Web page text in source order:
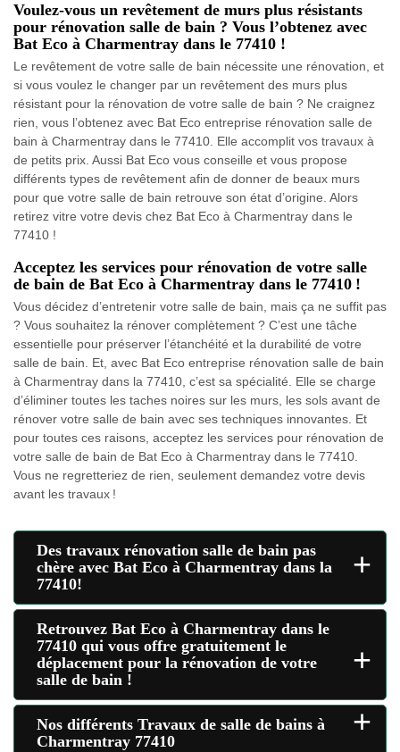
Voulez-vous un revêtement de murs plus résistants
pour rénovation salle de bain ? Vous l’obtenez avec
Bat Eco à Charmentray dans le 77410 !
Le revêtement de votre salle de bain nécessite une rénovation, et
si vous voulez le changer par un revêtement des murs plus
résistant pour la rénovation de votre salle de bain ? Ne craignez
rien, vous l’obtenez avec Bat Eco entreprise rénovation salle de
bain à Charmentray dans le 77410. Elle accomplit vos travaux à
de petits prix. Aussi Bat Eco vous conseille et vous propose
différents types de revêtement afin de donner de beaux murs
pour que votre salle de bain retrouve son état d’origine. Alors
retirez vitre votre devis chez Bat Eco à Charmentray dans le
77410 !
Acceptez les services pour rénovation de votre salle
de bain de Bat Eco à Charmentray dans le 77410 !
Vous décidez d’entretenir votre salle de bain, mais ça ne suffit pas
? Vous souhaitez la rénover complètement ? C’est une tâche
essentielle pour préserver l’étanchéité et la durabilité de votre
salle de bain. Et, avec Bat Eco entreprise rénovation salle de bain
à Charmentray dans la 77410, c’est sa spécialité. Elle se charge
d’éliminer toutes les taches noires sur les murs, les sols avant de
rénover votre salle de bain avec ses techniques innovantes. Et
pour toutes ces raisons, acceptez les services pour rénovation de
votre salle de bain de Bat Eco à Charmentray dans le 77410.
Vous ne regretteriez de rien, seulement demandez votre devis
avant les travaux !
Des travaux rénovation salle de bain pas
chère avec Bat Eco à Charmentray dans la
77410!
+
Retrouvez Bat Eco à Charmentray dans le
77410 qui vous offre gratuitement le
déplacement pour la rénovation de votre
salle de bain !
+
Nos différents Travaux de salle de bains à
Charmentray 77410
+